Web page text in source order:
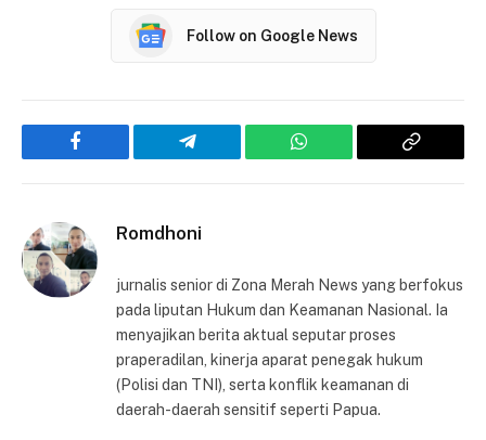
Follow on Google News
Facebook Telegram WhatsApp
Copy
Romdhoni
jurnalis senior di Zona Merah News yang berfokus
pada liputan Hukum dan Keamanan Nasional. Ia
menyajikan berita aktual seputar proses
praperadilan, kinerja aparat penegak hukum
(Polisi dan TNI), serta konflik keamanan di
daerah-daerah sensitif seperti Papua.